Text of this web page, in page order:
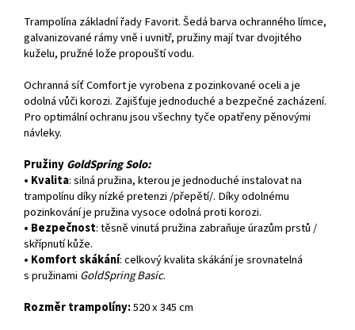
Trampolína základní řady Favorit. Šedá barva ochranného límce,
galvanizované rámy vně i uvnitř, pružiny mají tvar dvojitého
kuželu, pružné lože propouští vodu.
Ochranná síť Comfort je vyrobena z pozinkované oceli a je
odolná vůči korozi. Zajišťuje jednoduché a bezpečné zacházení.
Pro optimální ochranu jsou všechny tyče opatřeny pěnovými
návleky.
PružinyGoldSpring Solo:
• Kvalita: silná pružina, kterou je jednoduché instalovat na
trampolínu díky nízké pretenzi /přepětí/. Díky odolnému
pozinkování je pružina vysoce odolná proti korozi.
• Bezpečnost: těsně vinutá pružina zabraňuje úrazům prstů /
skřípnutí kůže.
• Komfort skákání: celkový kvalita skákání je srovnatelná
s pružinami GoldSpring Basic.
Rozměr trampolíny:520 x 345 cm